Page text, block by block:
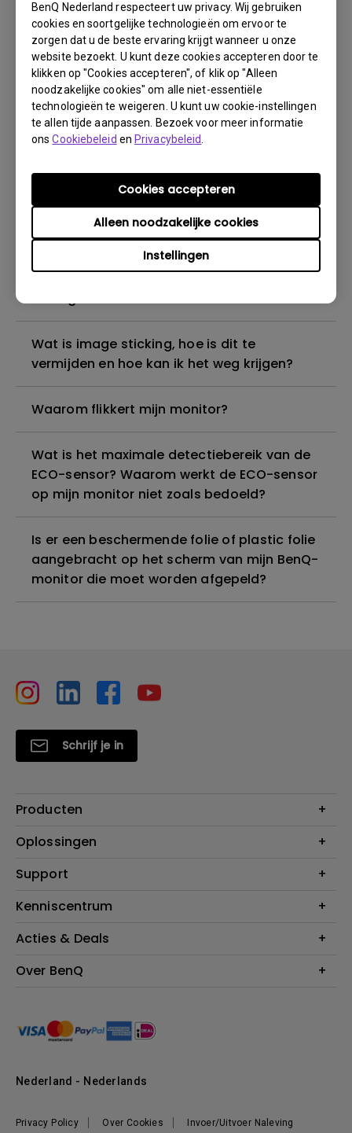
BenQ Nederland respecteert uw privacy. Wij gebruiken
cookies en soortgelijke technologieën om ervoor te
zorgen dat u de beste ervaring krijgt wanneer u onze
website bezoekt. U kunt deze cookies accepteren door te
klikken op "Cookies accepteren", of klik op "Alleen
noodzakelijke cookies" om alle niet-essentiële
technologieën te weigeren. U kunt uw cookie-instellingen
te allen tijde aanpassen. Bezoek voor meer informatie
onsCookiebeleid en Privacybeleid
Instellingen
Alleen noodzakelijke cookies
Cookies accepteren
C. Kan er via een Thunderbolt 3/4 (USB-C)
naar DisplayPort of HDMI-adapter
verbinding worden gemaakt met een M1/M2
MacBook®?
Als de monitor is aangesloten op een Mac is
alleen de HDR-beeldmodus beschikbaar in
het OSD-menu. Hoe kan ik naar andere
Wat is het verschil tussen DisplayHDR en
HDR10?
Wat is image sticking, hoe is dit te
vermijden en hoe kan ik het weg krijgen?
Waarom flikkert mijn monitor?
Wat is het maximale detectiebereik van de
ECO-sensor? Waarom werkt de ECO-sensor
op mijn monitor niet zoals bedoeld?
Is er een beschermende folie of plastic folie
aangebracht op het scherm van mijn BenQ-
monitor die moet worden afgepeld?
Schrijf je in
Producten
Projectoren
Verlichting
Speakers
Oplossingen
Education
Support
Contact
BenQ Shop - FAQ
BenQ Shop - Retourneren
Kenniscentrum
Blog
Acties & Deals
Evenementen & Promoties
Over BenQ
Management
Nieuws
Werken bij BenQ
Privacy Policy Over Cookies Invoer/Uitvoer Naleving
Nederland - Nederlands